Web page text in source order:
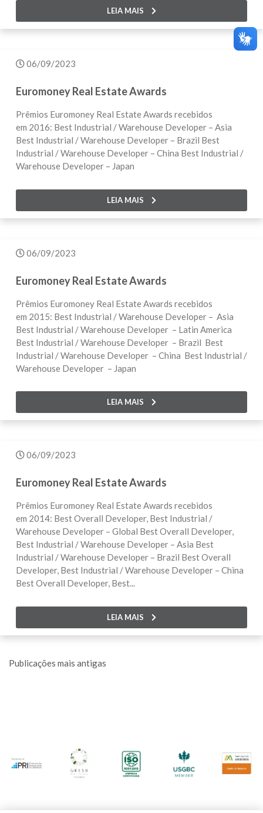
LEIA MAIS
06/09/2023
Euromoney Real Estate Awards
Prêmios Euromoney Real Estate Awards recebidos
em 2016: Best Industrial / Warehouse Developer – Asia
Best Industrial / Warehouse Developer – Brazil Best
Industrial / Warehouse Developer – China Best Industrial /
Warehouse Developer – Japan
LEIA MAIS
06/09/2023
Euromoney Real Estate Awards
Prêmios Euromoney Real Estate Awards recebidos
em 2015: Best Industrial / Warehouse Developer – Asia
Best Industrial / Warehouse Developer – Latin America
Best Industrial / Warehouse Developer – Brazil Best
Industrial / Warehouse Developer – China Best Industrial /
Warehouse Developer – Japan
LEIA MAIS
06/09/2023
Euromoney Real Estate Awards
Prêmios Euromoney Real Estate Awards recebidos
em 2014: Best Overall Developer, Best Industrial /
Warehouse Developer – Global Best Overall Developer,
Best Industrial / Warehouse Developer – Asia Best
Industrial / Warehouse Developer – Brazil Best Overall
Developer, Best Industrial / Warehouse Developer – China
Best Overall Developer, Best...
LEIA MAIS
Navegação
Publicações mais antigas